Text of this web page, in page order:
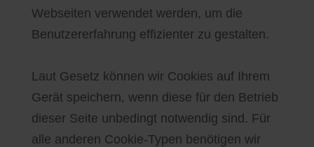
Webseiten verwendet werden, um die
Benutzererfahrung effizienter zu gestalten.
Laut Gesetz können wir Cookies auf Ihrem
Gerät speichern, wenn diese für den Betrieb
dieser Seite unbedingt notwendig sind. Für
alle anderen Cookie-Typen benötigen wir